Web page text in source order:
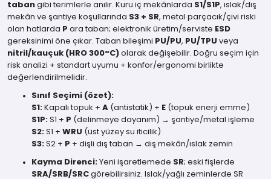
taban gibi terimlerle anılır. Kuru iç mekânlarda S1/S1P, ıslak/dış
mekân ve şantiye koşullarında S3 + SR, metal parçacık/çivi riski
olan hatlarda P ara taban; elektronik üretim/serviste ESD
gereksinimi öne çıkar. Taban bileşimi PU/PU, PU/TPU veya
nitril/kauçuk (HRO 300°C) olarak değişebilir. Doğru seçim için
risk analizi + standart uyumu + konfor/ergonomi birlikte
değerlendirilmelidir.
Sınıf Seçimi (özet):
S1: Kapalı topuk + A (antistatik) + E (topuk enerji emme)
S1P: S1 + P (delinmeye dayanım) → şantiye/metal işleme
S2: S1 + WRU (üst yüzey su iticilik)
S3: S2 + P + dişli dış taban → dış mekân/ıslak zemin
Kayma Direnci: Yeni işaretlemede SR; eski fişlerde
SRA/SRB/SRC görebilirsiniz. Islak/yağlı zeminlerde SR